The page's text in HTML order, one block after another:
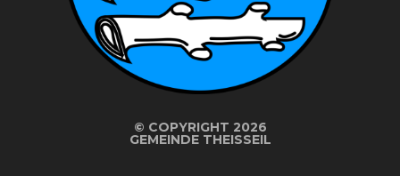
© COPYRIGHT 2026
GEMEINDE THEISSEIL